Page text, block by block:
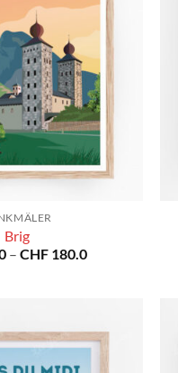
Brig
– CHF180.0Preisspanne: